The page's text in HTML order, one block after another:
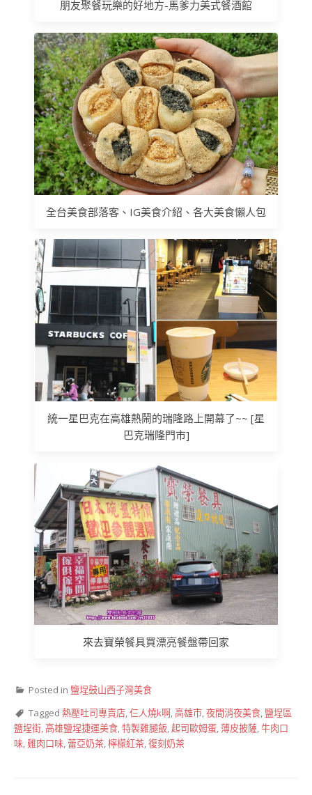
朋友聚餐玩樂的好地方-馬爹力美式餐酒館
全台美食部落客、IG美食介紹、各大美食懶人包
統一星巴克在高雄熱鬧的瑞隆路上開幕了~~ [星
巴克瑞隆門市]
來去寶榮餐具買漂亮餐盤帶回家
Posted in 鹽埕鼓山西子灣美食
Tagged 熱壓吐司專賣店,仨人燒k啊,高雄市,夜間消夜美食, 鹽埕區
鹽埕街,高雄鹽埕捷運美食,特製雞腿飯,起司歐姆蛋,薄皮披薩,牛肉口
味,雞肉口味,蕾亞奶茶,檸檬紅茶,復刻奶茶